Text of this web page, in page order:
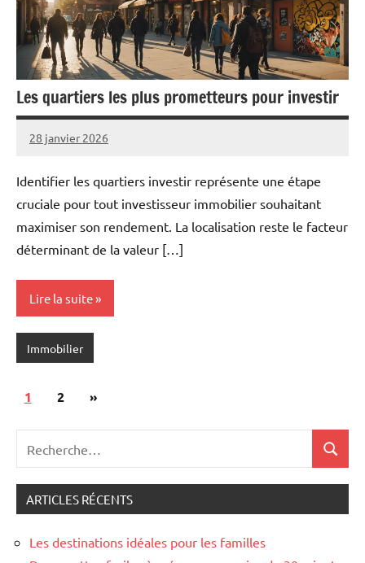
Les quartiers les plus prometteurs pour investir
28 janvier 2026
Pascal
Aucun
Identifier les quartiers investir représente une étape
cruciale pour tout investisseur immobilier souhaitant
maximiser son rendement. La localisation reste le facteur
déterminant de la valeur […]
Lire la suite
Immobilier
Pagination
publications
1 2
Articles
»
pour
:
ARTICLES RÉCENTS
Les destinations idéales pour les familles